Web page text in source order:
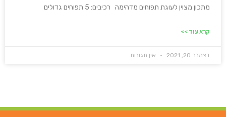
מתכון מצוין לעוגת תפוחים מדהימה רכיבים: 5 תפוחים גדולים
קרא עוד >>
דצמבר 20, 2021 אין תגובות